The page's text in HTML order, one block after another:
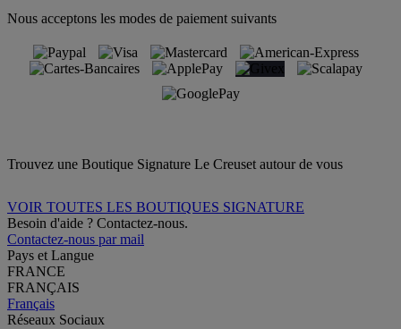
Nous acceptons les modes de paiement suivants
Trouvez une Boutique Signature Le Creuset autour de vous
VOIR TOUTES LES BOUTIQUES SIGNATURE
Besoin d'aide ? Contactez-nous.
Contactez-nous par mail
Pays et Langue
FRANCE
FRANÇAIS
Français
Réseaux Sociaux